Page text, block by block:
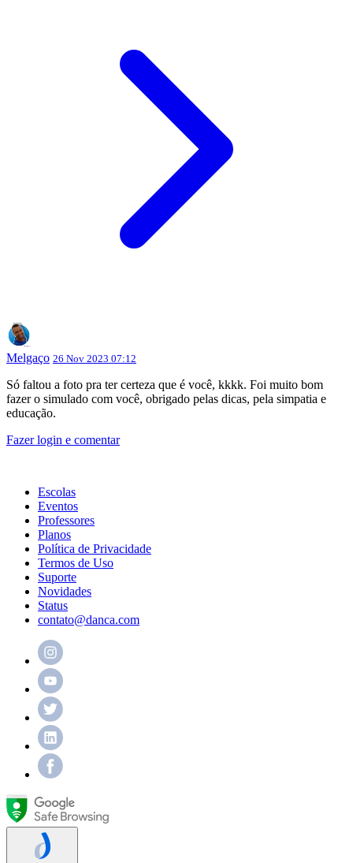
Melgaço 26 Nov 2023 07:12
Só faltou a foto pra ter certeza que é você, kkkk. Foi muito bom
fazer o simulado com você, obrigado pelas dicas, pela simpatia e
educação.
Fazer login e comentar
Escolas
Eventos
Professores
Planos
Política de Privacidade
Termos de Uso
Suporte
Novidades
Status
contato@danca.com